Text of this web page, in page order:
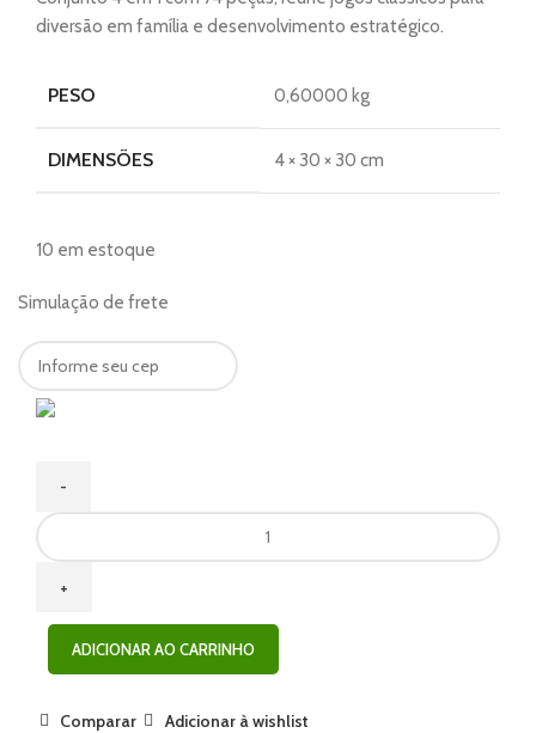
diversão em família e desenvolvimento estratégico.
PESO 0,60000 kg
DIMENSÕES 4 × 30 × 30 cm
10 em estoque
Simulação de frete
ADICIONAR AO CARRINHO
Comparar
Adicionar à wishlist